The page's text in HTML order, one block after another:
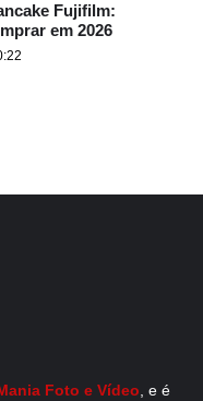
Fujifilm:
em 2026
Foto e Vídeo , e é